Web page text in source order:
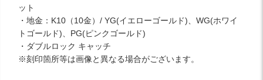
ット
・地金：K10（10金）/ YG(イエローゴールド)、WG(ホワイ
トゴールド)、PG(ピンクゴールド)
・ダブルロック キャッチ
※刻印箇所等は画像と異なる場合がございます。